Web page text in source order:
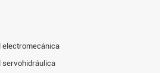
electromecánica
servohidráulica